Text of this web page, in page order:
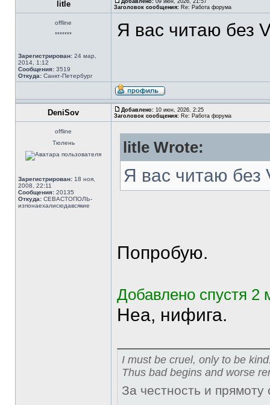
litle Добавлено: 09 июн, 2026, 21:57
Заголовок сообщения: Re: Работа форума
offline
*******
Зарегистрирован: 24 мар,
2014, 1:12
Сообщения: 3519
Откуда: Санкт-Петербург
Я вас читаю без
DeniSov Добавлено: 10 июн, 2026, 2:25
Заголовок сообщения: Re: Работа форума
offline
Тюлень
Зарегистрирован: 18 ноя,
2008, 22:11
Сообщения: 20135
Откуда: СЕВАСТОПОЛЬ-
изпонаехалисюдавсякие
litle Wrote:
Я вас читаю без
Попробую.
Добавлено спустя 2
Неа, нифига.
I must be cruel, only to be
Thus bad begins and worse
За честность и